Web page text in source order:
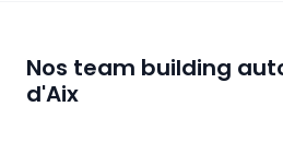
Nos team building
d'Aix